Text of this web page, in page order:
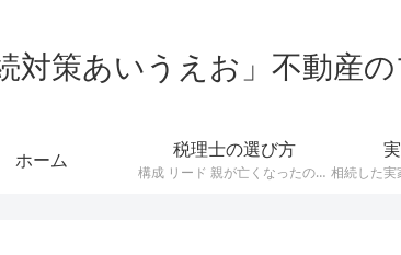
対策あいうえお」不動産
ホーム
税理士の選び方
構成 リード 親が亡くなったので相続について聞きたいんだけど、どうやって税理士を探せばいいの？ 普段から税理士と付き合いのある人は稀ですから、いざ相続となって問い合わせしたくても、誰に聞けばよいか分からないという人も多いですね。 今回は相続税の申告や税務相談をお願いする、税理士の選び方について解説しています。 税理士に相談するメリット 相続税の申告って自分でできないの？税理士に頼むと費用がかかるし…